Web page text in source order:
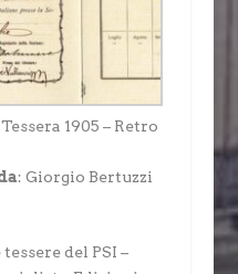
Tessera 1905 – Retro
: Giorgio Bertuzzi
del PSI –